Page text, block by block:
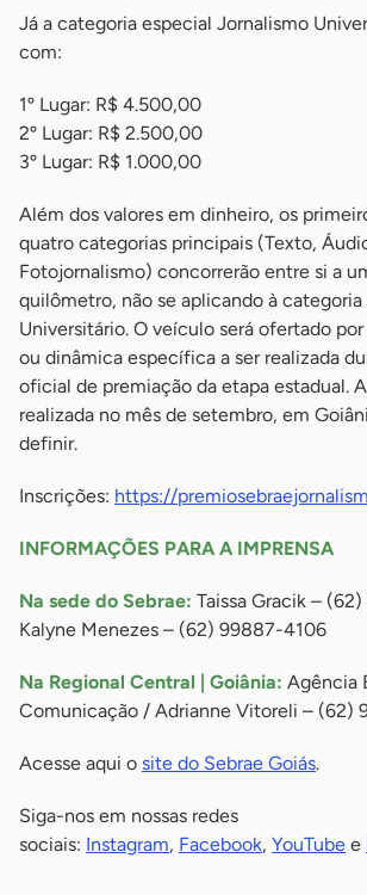
Já a categoria especial Jornalismo
com:
1º Lugar: R$ 4.500,00
2º Lugar: R$ 2.500,00
3º Lugar: R$ 1.000,00
Além dos valores em dinheiro, os
quatro categorias principais (Texto,
Fotojornalismo) concorrerão entre si a
quilômetro, não se aplicando à
Universitário. O veículo será ofertado
ou dinâmica específica a ser realizada
oficial de premiação da etapa estadual.
realizada no mês de setembro, em
definir.
Inscrições: https://
INFORMAÇÕES PARA A IMPRENSA
Na sede do Sebrae: Taissa Gracik –
Kalyne Menezes – (62) 99887-4106
Na Regional Central | Goiânia: Agência
Comunicação / Adrianne Vitoreli – (62)
Acesse aqui o site do Sebrae Goiás.
Siga-nos em nossas redes
sociais: Instagram, Facebook, YouTube e